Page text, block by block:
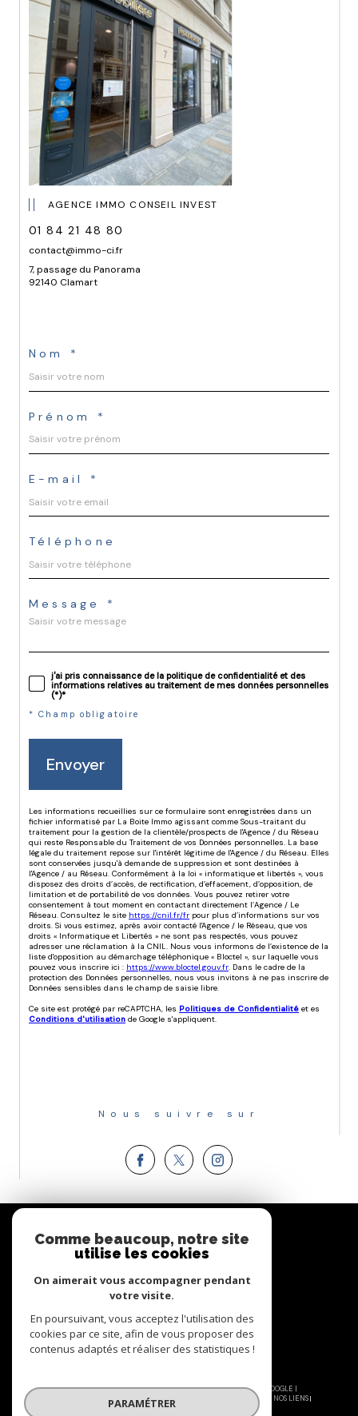
AGENCE IMMO CONSEIL INVEST
01 84 21 48 80
contact@immo-ci.fr
7, passage du Panorama
92140 Clamart
Nom *
Prénom *
E-mail *
Téléphone
Message *
j'ai pris connaissance de la politique de confidentialité et des
informations relatives au traitement de mes données personnelles
(*)*
* Champ obligatoire
Envoyer
Les informations recueillies sur ce formulaire sont enregistrées dans un
fichier informatisé par La Boite Immo agissant comme Sous-traitant du
traitement pour la gestion de la clientèle/prospects de l'Agence / du Réseau
qui reste Responsable du Traitement de vos Données personnelles. La base
légale du traitement repose sur l'intérêt légitime de l'Agence / du Réseau. Elles
sont conservées jusqu'à demande de suppression et sont destinées à
l'Agence / au Réseau. Conformément à la loi « informatique et libertés », vous
disposez des droits d’accès, de rectification, d’effacement, d’opposition, de
limitation et de portabilité de vos données. Vous pouvez retirer votre
consentement à tout moment en contactant directement l’Agence / Le
Réseau. Consultez le site https://cnil.fr/fr pour plus d’informations sur vos
droits. Si vous estimez, après avoir contacté l'Agence / le Réseau, que vos
droits « Informatique et Libertés » ne sont pas respectés, vous pouvez
adresser une réclamation à la CNIL. Nous vous informons de l’existence de la
liste d'opposition au démarchage téléphonique « Bloctel », sur laquelle vous
pouvez vous inscrire ici : https://www.bloctel.gouv.fr. Dans le cadre de la
protection des Données personnelles, nous vous invitons à ne pas inscrire de
Données sensibles dans le champ de saisie libre.
Ce site est protégé par reCAPTCHA, les Politiques de Confidentialité et es
Conditions d'utilisation de Google s'appliquent.
Nous suivre sur
PROPRIÉTAIRE
Se connecter
© 2026 | TOUS DROITS RÉSERVÉS | TRADUCTION POWERED BY GOOGLE |
PLAN DU SITE MENTIONS LÉGALES ADMIN
NOS LIENS
POLITIQUE RGPD
Comme beaucoup, notre site
utilise les cookies
On aimerait vous accompagner pendant
votre visite.
En poursuivant, vous acceptez l'utilisation des
cookies par ce site, afin de vous proposer des
contenus adaptés et réaliser des statistiques !
PARAMÉTRER